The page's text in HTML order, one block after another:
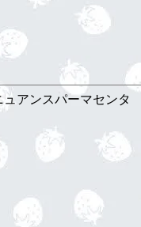
アンスパーマセンタ